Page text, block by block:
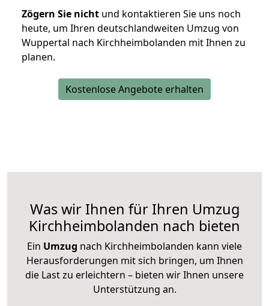
Zögern Sie nicht und kontaktieren Sie uns noch
heute, um Ihren deutschlandweiten Umzug von
Wuppertal nach Kirchheimbolanden mit Ihnen zu
planen.
Kostenlose Angebote erhalten
Was wir Ihnen für Ihren Umzug
Kirchheimbolanden nach bieten
Ein Umzug nach Kirchheimbolanden kann viele
Herausforderungen mit sich bringen, um Ihnen
die Last zu erleichtern – bieten wir Ihnen unsere
Unterstützung an.